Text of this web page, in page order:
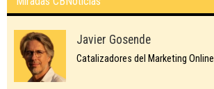
Javier Gosende
Catalizadores del Marketing Online